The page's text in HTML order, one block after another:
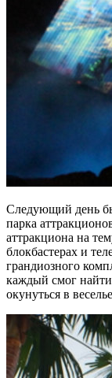
Следующий день
парка
аттракциона на
блокбастерах и
грандиозного
каждый смог найти
окунуться в